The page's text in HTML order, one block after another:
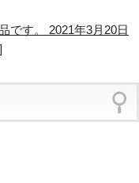
です。 2021年3月20日